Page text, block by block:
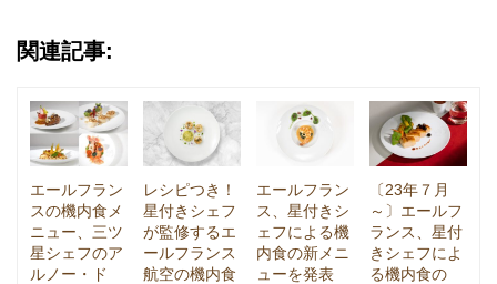
関連記事:
エールフラン
スの機内食メ
ニュー、三ツ
星シェフのア
ルノー・ド
レシピつき！
星付きシェフ
が監修するエ
ールフランス
航空の機内食
エールフラン
ス、星付きシ
ェフによる機
内食の新メニ
ューを発表
〔23年７月
～〕エールフ
ランス、星付
きシェフによ
る機内食の